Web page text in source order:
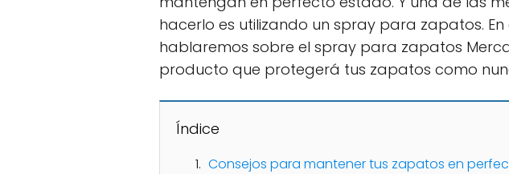
hacerlo es utilizando un spray para zapatos.
hablaremos sobre el spray para zapatos
producto que protegerá tus zapatos como
Índice
Consejos para mantener tus zapatos en